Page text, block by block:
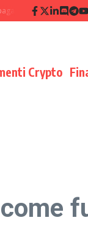
disciplina di
Crypto